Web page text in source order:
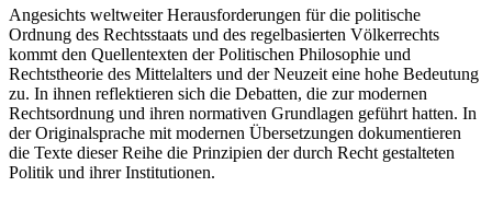
Angesichts weltweiter Herausforderungen für die politische
Ordnung des Rechtsstaats und des regelbasierten Völkerrechts
kommt den Quellentexten der Politischen Philosophie und
Rechtstheorie des Mittelalters und der Neuzeit eine hohe Bedeutung
zu. In ihnen reflektieren sich die Debatten, die zur modernen
Rechtsordnung und ihren normativen Grundlagen geführt hatten. In
der Originalsprache mit modernen Übersetzungen dokumentieren
die Texte dieser Reihe die Prinzipien der durch Recht gestalteten
Politik und ihrer Institutionen.